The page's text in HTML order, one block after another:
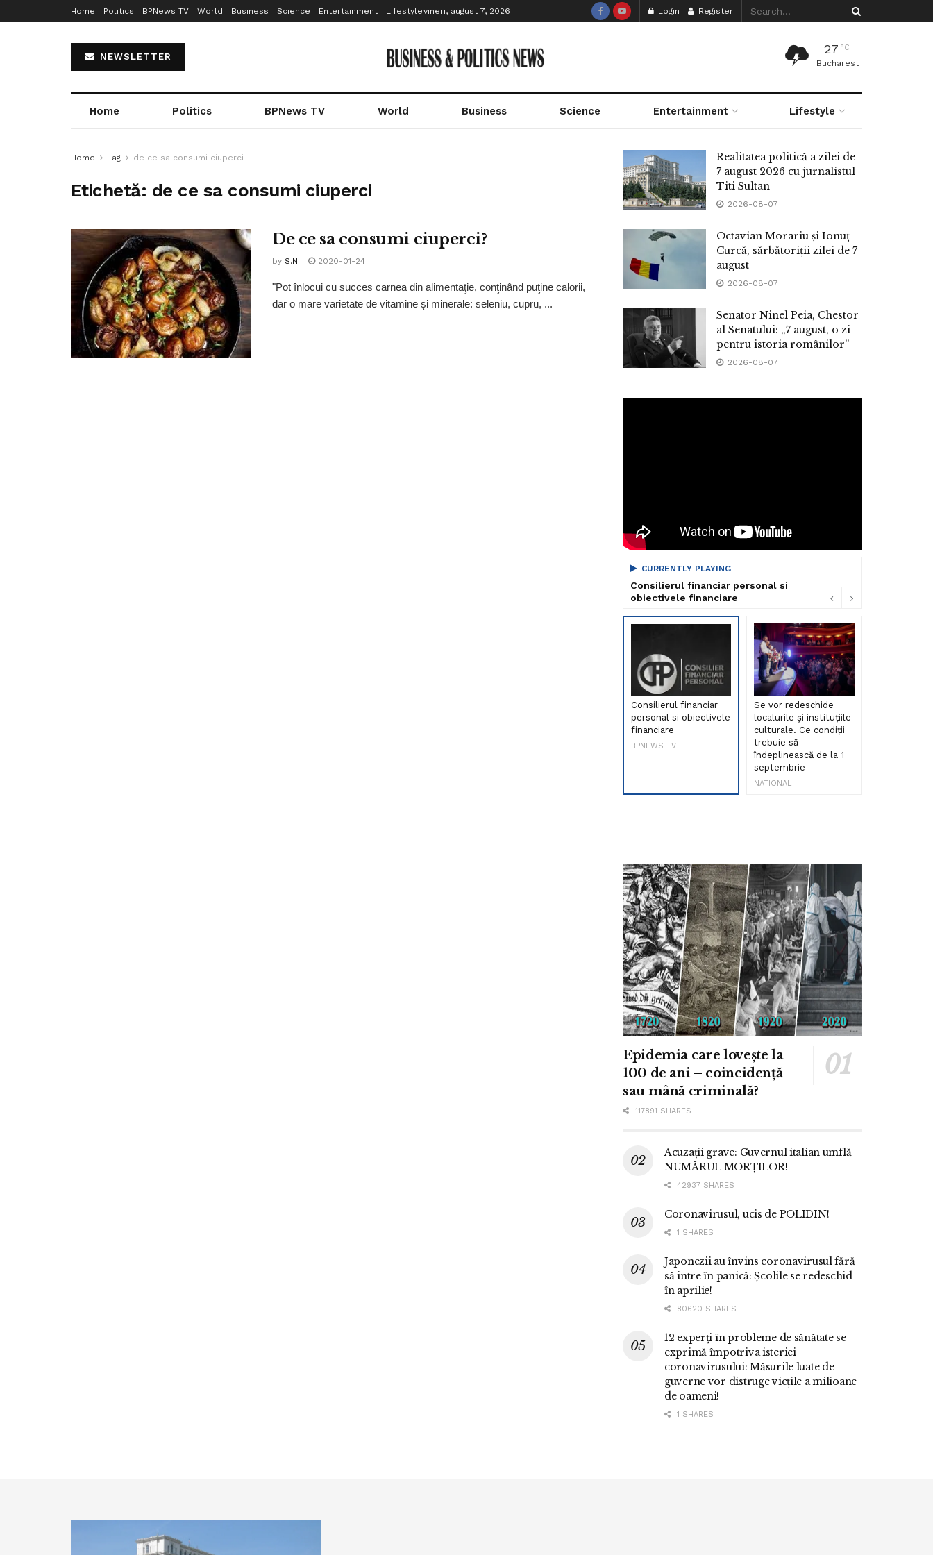
Home Politics BPNews TV World Business Science Entertainment Lifestylevineri, august 7, 2026 Login Register
NEWSLETTER
27 °C
Bucharest
Home Politics BPNews TV World Business Science Entertainment Lifestyle
Home Tag de ce sa consumi ciuperci
Etichetă: de ce sa consumi ciuperci
De ce sa consumi ciuperci?
by S.N. 2020-01-24
"Pot înlocui cu succes carnea din alimentaţie, conţinând puţine calorii,
dar o mare varietate de vitamine şi minerale: seleniu, cupru, ...
Realitatea politică a zilei de
7 august 2026 cu jurnalistul
Titi Sultan
2026-08-07
Octavian Morariu și Ionuț
Curcă, sărbătoriții zilei de 7
august
2026-08-07
Senator Ninel Peia, Chestor
al Senatului: „7 august, o zi
pentru istoria românilor”
2026-08-07
CURRENTLY PLAYING
Consilierul financiar personal si
obiectivele financiare
Consilierul financiar
personal si obiectivele
financiare
BPNEWS TV
Se vor redeschide
localurile și instituțiile
culturale. Ce condiții
trebuie să
îndeplinească de la 1
septembrie
NATIONAL
Epidemia care lovește la
100 de ani – coincidență
sau mână criminală?
117891 SHARES
Acuzații grave: Guvernul italian umflă
NUMĂRUL MORȚILOR!
42937 SHARES
Coronavirusul, ucis de POLIDIN!
1 SHARES
Japonezii au învins coronavirusul fără
să intre în panică: Școlile se redeschid
în aprilie!
80620 SHARES
12 experți în probleme de sănătate se
exprimă împotriva isteriei
coronavirusului: Măsurile luate de
guverne vor distruge viețile a milioane
de oameni!
1 SHARES